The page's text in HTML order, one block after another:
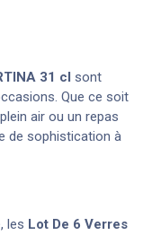
31 cl sont
Que ce soit
air ou un repas
de sophistication à
les Lot De 6 Verres